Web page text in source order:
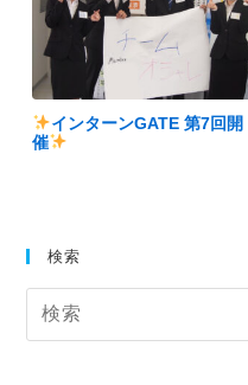
インターンGATE 第7回開
催
検索